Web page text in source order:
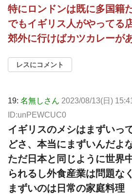
特にロンドンは既に多国籍
でもイギリス人がやってる
郊外に行けばカツカレーが
レスにコメント
19: 名無しさん 2023/08/13(日)
ID:unPEWCUC0
イギリスのメシはまずいっ
どさ、本当にまずいんだよ
ただ日本と同じように世界
られるし外食産業は問題な
まずいのは日常の家庭料理